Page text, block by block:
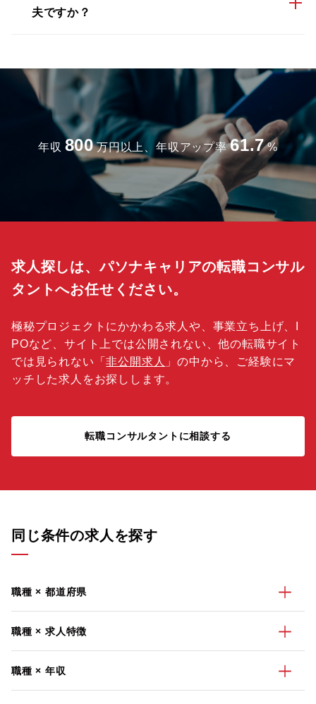
夫ですか？
年収 800 万円以上、年収アップ率 61.7 %
求人探しは、パソナキャリアの転職コンサル
タントへお任せください。
極秘プロジェクトにかかわる求人や、事業立ち上げ、I
POなど、サイト上では公開されない、他の転職サイト
では見られない「非公開求人 」の中から、ご経験にマ
ッチした求人をお探しします。
転職コンサルタントに相談する
同じ条件の求人を探す
職種 × 都道府県
職種 × 求人特徴
職種 × 年収